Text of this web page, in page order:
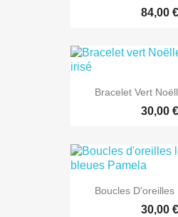
84,00 €
Bracelet Vert
30,00 €
Boucles D'oreilles
30,00 €